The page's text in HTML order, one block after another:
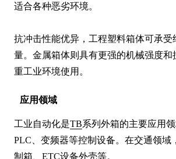
适合各种恶劣环境。
抗冲击性能优异，工程塑料箱体可承受
量。金属箱体则具有更强的机械强度和
重工业环境使用。
应用领域
工业自动化是TB系列外箱的主要应用
PLC、变频器等控制设备。在交通领域
制箱、ETC设备外壳等。